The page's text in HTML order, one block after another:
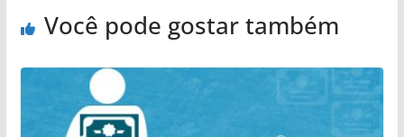
Você pode gostar também